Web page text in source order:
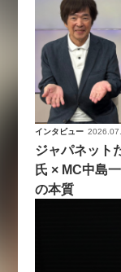
インタビュー
ジャパネット
氏 × MC中島
の本質